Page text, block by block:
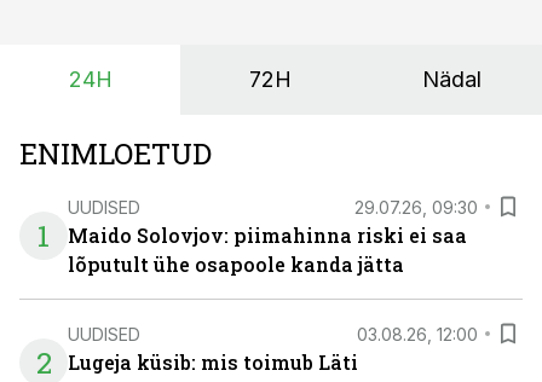
24H 72H Nädal
ENIMLOETUD
1
UUDISED 29.07.26, 09:30
Maido Solovjov: piimahinna riski ei saa
lõputult ühe osapoole kanda jätta
2
UUDISED 03.08.26, 12:00
Lugeja küsib: mis toimub Läti